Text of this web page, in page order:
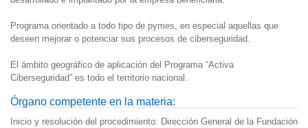
Programa orientado a todo tipo de pymes, en especial aquellas que
deseen mejorar o potenciar sus procesos de ciberseguridad.
El ámbito geográfico de aplicación del Programa “Activa
Ciberseguridad” es todo el territorio nacional.
Órgano competente en la materia:
Inicio y resolución del procedimiento: Dirección General de la Fundación